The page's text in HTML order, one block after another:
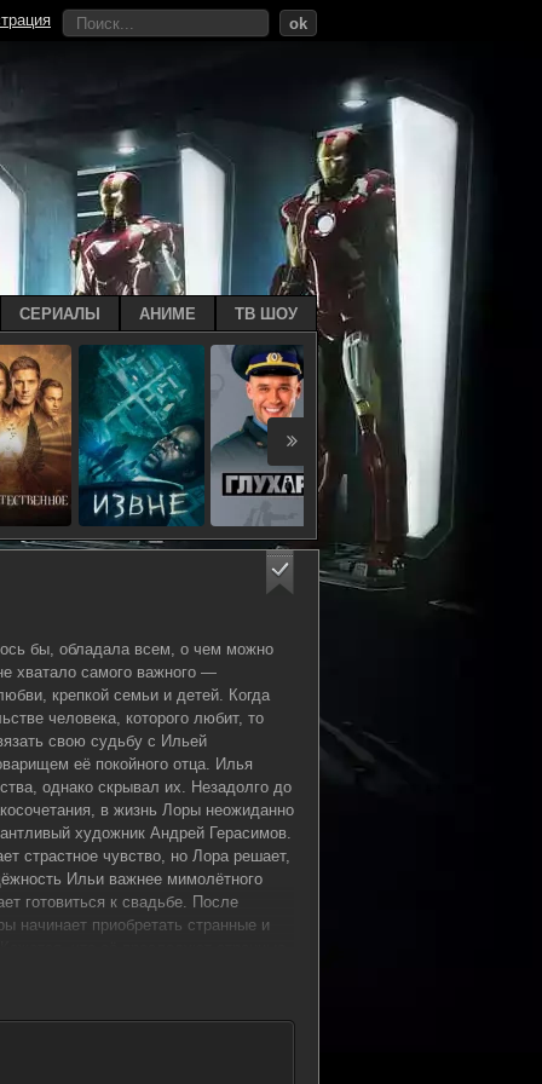
бы, обладала всем, о чем можно
хватало самого важного —
крепкой семьи и детей. Когда
человека, которого любит, то
свою судьбу с Ильей
её покойного отца. Илья
однако скрывал их. Незадолго до
в жизнь Лоры неожиданно
художник Андрей Герасимов.
страстное чувство, но Лора решает,
Ильи важнее мимолётного
готовиться к свадьбе. После
начинает приобретать странные и
— встреча с загадочной женщиной
похожей на Лору. Постепенно Лора
что её жизнь оказалась в ловушке,
ok
СЕРИАЛЫ АНИМЕ ТВ ШОУ